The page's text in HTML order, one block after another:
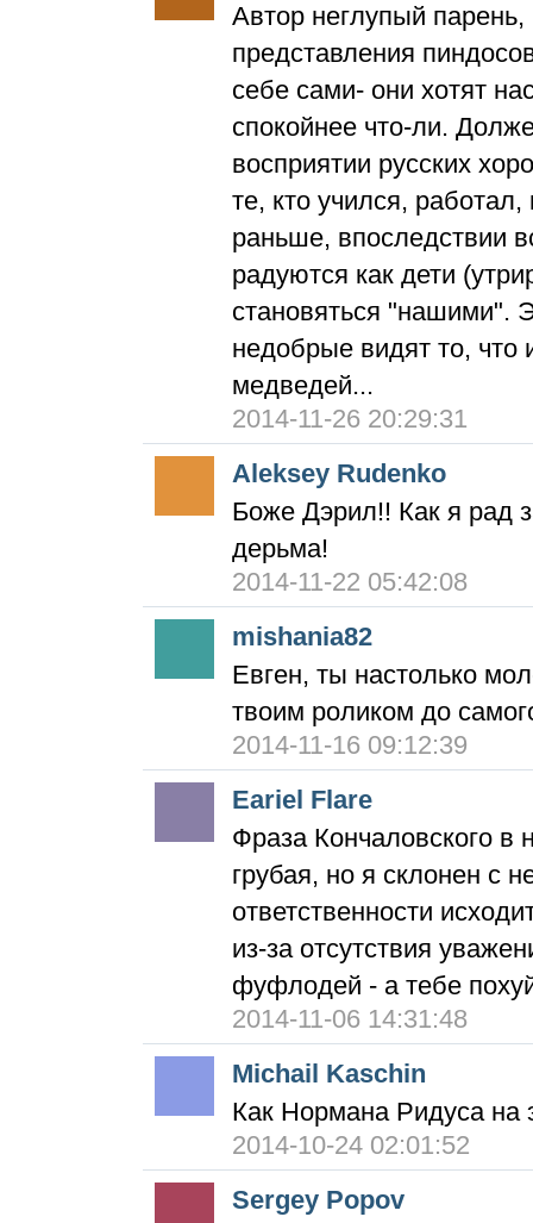
Автор неглупый
представления
себе сами- они хотят
спокойнее что-ли.
восприятии русских
те, кто учился,
раньше, впоследствии
радуются как дети
становяться "нашими".
недобрые видят то, что
медведей...
2014-11-26 20:29:31
Aleksey Rudenko
Боже Дэрил!! Как я рад
дерьма!
2014-11-22 05:42:08
mishania82
Евген, ты настолько
твоим роликом до
2014-11-16 09:12:39
Eariel Flare
Фраза Кончаловского в
грубая, но я склонен с
ответственности
из-за отсутствия
фуфлодей - а тебе
2014-11-06 14:31:48
Michail Kaschin
Как Нормана Ридуса на
2014-10-24 02:01:52
Sergey Popov